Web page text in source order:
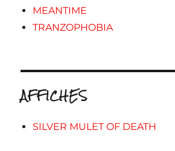
MEANTIME
TRANZOPHOBIA
AFFICHES
SILVER MULET OF DEATH